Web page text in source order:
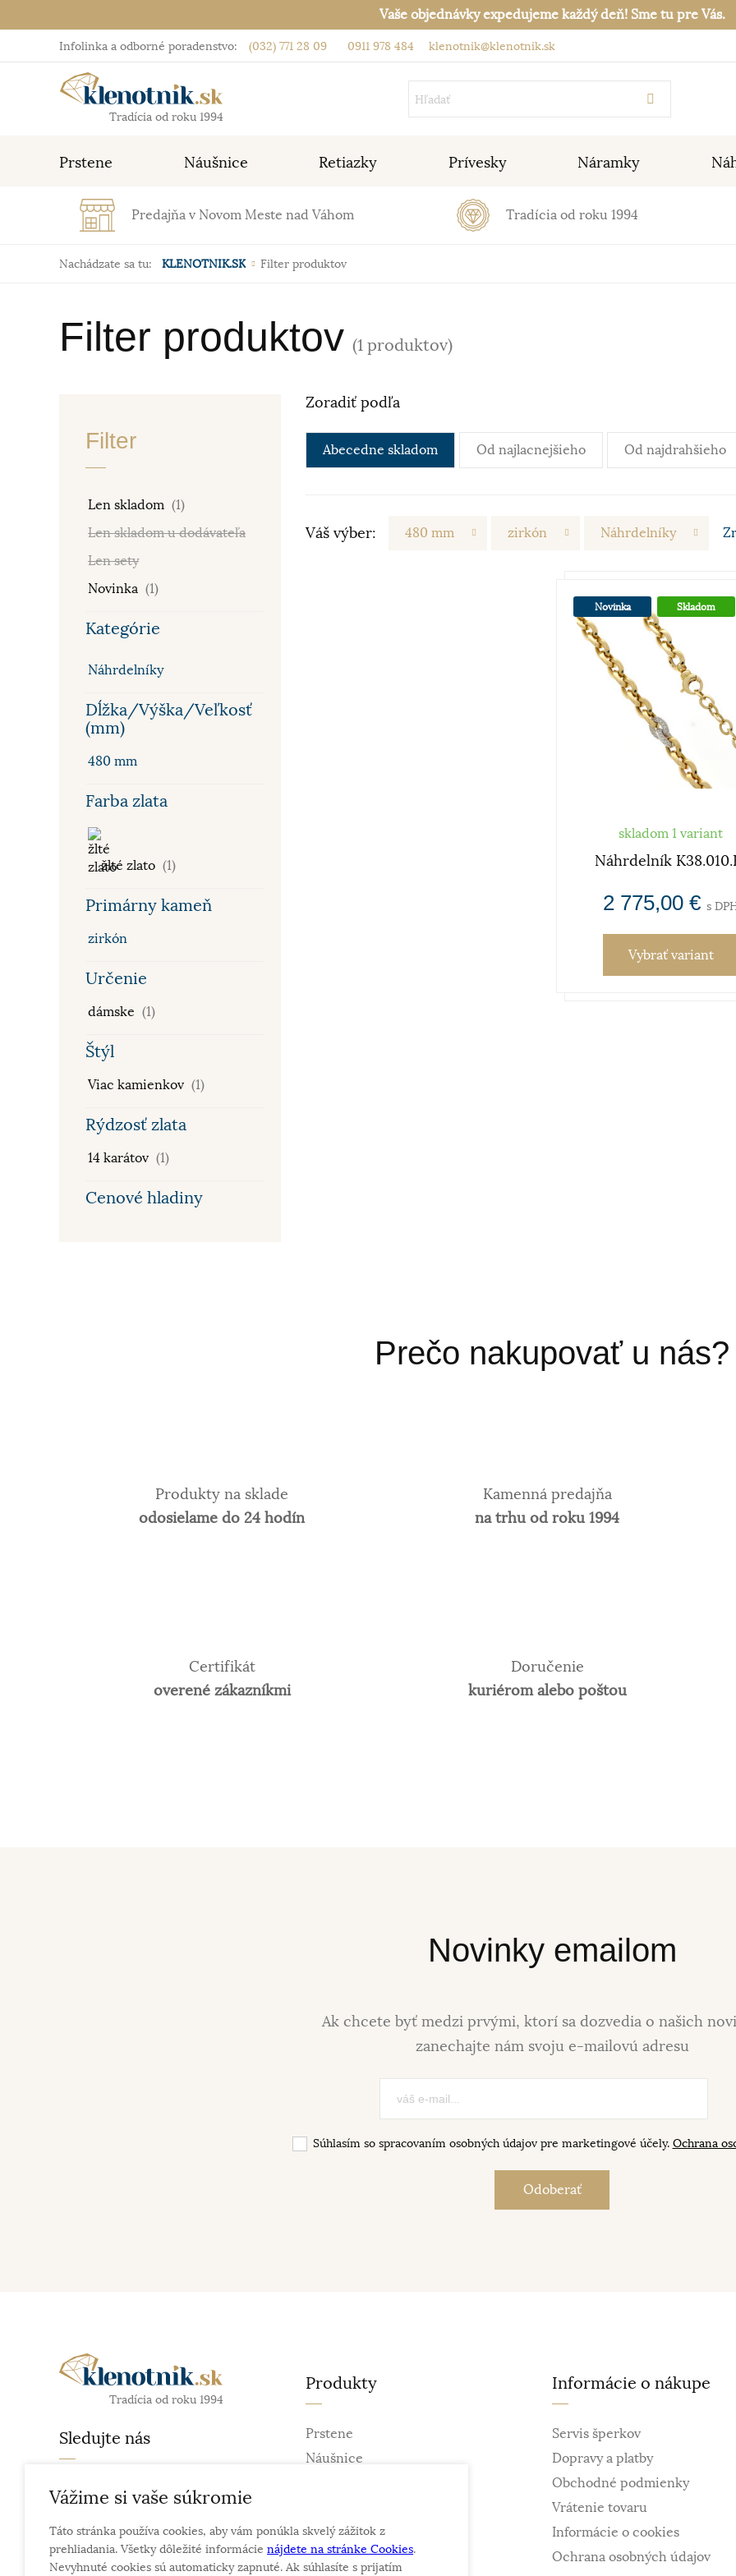
Vaše objednávky expedujeme každý deň! Sme tu pre Vás.
Infolinka a odborné poradenstvo: (032) 771 28 09 0911 978 484 klenotnik@klenotnik.sk
Tradícia od roku 1994
Prstene Náušnice Retiazky Prívesky Náramky
Predajňa v Novom Meste nad Váhom Tradícia od roku 1994
Nachádzate sa tu: KLENOTNIK.SK Filter produktov
Filter produktov (1 produktov)
Filter
Len skladom (1)
Len skladom u dodávateľa
Len sety
Novinka (1)
Kategórie
Náhrdelníky
Dĺžka/Výška/Veľkosť
(mm)
480 mm
Farba zlata
žlté zlato (1)
Primárny kameň
zirkón
Určenie
dámske (1)
Štýl
Viac kamienkov (1)
Rýdzosť zlata
14 karátov (1)
Cenové hladiny
Zoradiť podľa
Abecedne skladom Od najlacnejšieho Od najdrahšieho
Váš výber: 480 mm zirkón Náhrdelníky
Novinka Skladom
skladom 1 variant
Náhrdelník
2 775,00 €s
Vybrať variant
Prečo nakupovať u nás?
Produkty na sklade
odosielame do 24 hodín
Kamenná predajňa
na trhu od roku 1994
Certifikát
overené zákazníkmi
Doručenie
kuriérom alebo poštou
Novinky emailom
Ak chcete byť medzi prvými, ktorí sa dozvedia o našich
zanechajte nám svoju e-mailovú adresu
Súhlasím so spracovaním osobných údajov pre marketingové účely. Ochrana
Tradícia od roku 1994
Sledujte nás
facebook
Produkty
Prstene
Náušnice
Náramky
Náhrdelníky
Informácie o nákupe
Servis šperkov
Dopravy a platby
Obchodné podmienky
Vrátenie tovaru
Informácie o cookies
Ochrana osobných údajov
Vážime si vaše súkromie
Táto stránka používa cookies, aby vám ponúkla skvelý zážitok z
prehliadania. Všetky dôležité informácie nájdete na stránke Cookies.
Nevyhnuté cookies sú automaticky zapnuté. Ak súhlasíte s prijatím